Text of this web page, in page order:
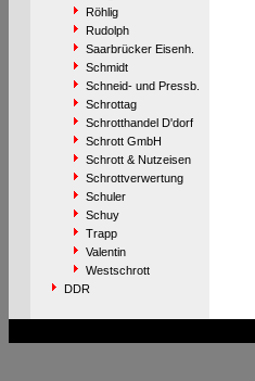
Röhlig
Rudolph
Saarbrücker Eisenh.
Schmidt
Schneid- und Pressb.
Schrottag
Schrotthandel D'dorf
Schrott GmbH
Schrott & Nutzeisen
Schrottverwertung
Schuler
Schuy
Trapp
Valentin
Westschrott
DDR